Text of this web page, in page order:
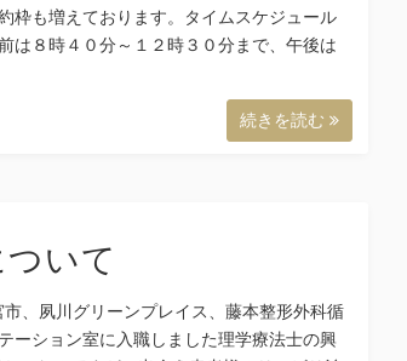
枠も増えております。タイムスケジュール
は８時４０分～１２時３０分まで、午後は
続きを読む
いて
、夙川グリーンプレイス、藤本整形外科循
ーション室に入職しました理学療法士の興